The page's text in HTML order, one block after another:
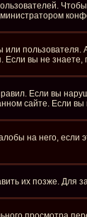
вы не
Если вы
сайте. Если
на него,
их позже.